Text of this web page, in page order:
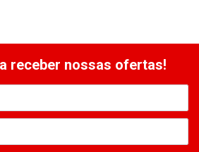
receber nossas ofertas!